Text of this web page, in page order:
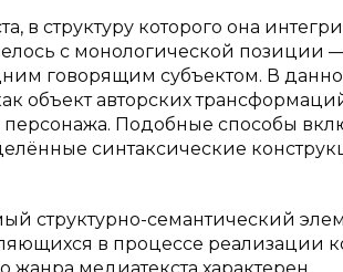
в структуру которого она
с монологической позиции
говорящим субъектом. В
объект авторских
Подобные способы
синтаксические
структурно-семантический
в процессе реализации